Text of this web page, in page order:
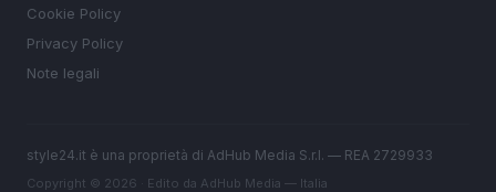
Cookie Policy
Privacy Policy
Note legali
style24.it è una proprietà di AdHub Media S.r.l. — REA 2729933
Copyright © 2026 · Edito da AdHub Media — Italia